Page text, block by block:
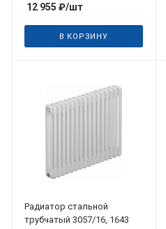
12 955 ₽/шт
В КОРЗИНУ
Радиатор стальной
трубчатый 3057/16, 1643